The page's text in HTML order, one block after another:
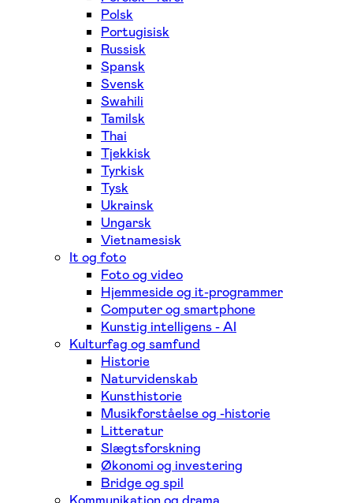
Polsk
Portugisisk
Russisk
Spansk
Svensk
Swahili
Tamilsk
Thai
Tjekkisk
Tyrkisk
Tysk
Ukrainsk
Ungarsk
Vietnamesisk
It og foto
Foto og video
Hjemmeside og it-programmer
Computer og smartphone
Kunstig intelligens - AI
Kulturfag og samfund
Historie
Naturvidenskab
Kunsthistorie
Musikforståelse og -historie
Litteratur
Slægtsforskning
Økonomi og investering
Bridge og spil